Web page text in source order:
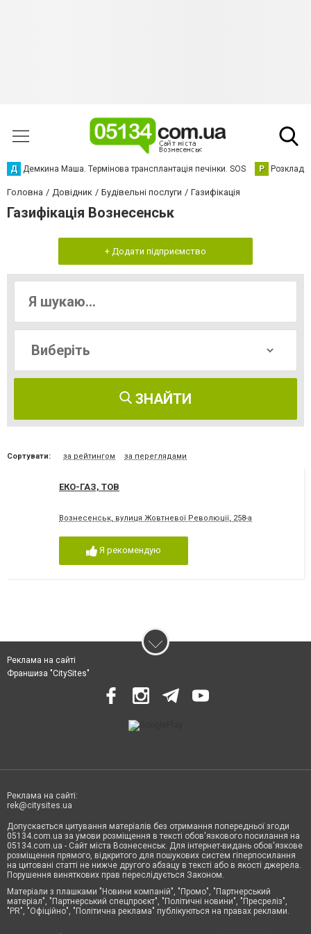
Д Демкина Маша. Термінова трансплантація печінки. SOS Р Розклад
Головна Довідник Будівельні послуги Газифікація
Газифікація Вознесенськ
+ Додати підприємство
ЗНАЙТИ
Сортувати: за рейтингом за переглядами
ЕКО-ГАЗ, ТОВ
Вознесенськ, вулиця Жовтневої Революції, 258-а
Я рекомендую
Реклама на сайті
Франшиза "CitySites"
Реклама на сайті:
rek@citysites.ua
Допускається цитування матеріалів без отримання попередньої згоди
05134.com.ua за умови розміщення в тексті обов'язкового посилання на
05134.com.ua - Сайт міста Вознесенськ. Для інтернет-видань обов'язкове
розміщення прямого, відкритого для пошукових систем гіперпосилання
на цитовані статті не нижче другого абзацу в тексті або в якості джерела.
Порушення виняткових прав переслідується Законом.
Матеріали з плашками "Новини компаній", "Промо", "Партнерський
матеріал", "Партнерський спецпроєкт", "Політичні новини", "Пресреліз",
"PR", "Офіційно", "Політична реклама" публікуються на правах реклами.